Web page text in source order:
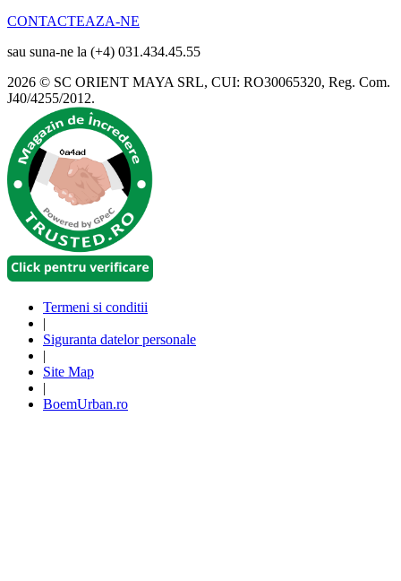
CONTACTEAZA-NE
sau suna-ne la (+4) 031.434.45.55
2026 © SC ORIENT MAYA SRL, CUI: RO30065320, Reg. Com.
J40/4255/2012.
Termeni si conditii
|
Siguranta datelor personale
|
Site Map
|
BoemUrban.ro